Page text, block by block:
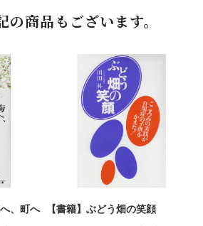
商品もございます。
、町へ 【書籍】ぶどう畑の笑顔